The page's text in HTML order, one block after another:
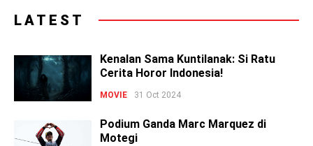
LATEST
Kenalan Sama Kuntilanak: Si Ratu
Cerita Horor Indonesia!
MOVIE 31 Oct 2024
Podium Ganda Marc Marquez di
Motegi